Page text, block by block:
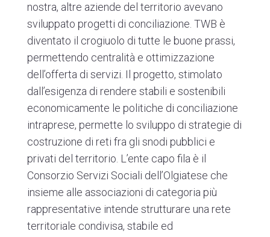
nostra, altre aziende del territorio avevano
sviluppato progetti di conciliazione. TWB è
diventato il crogiuolo di tutte le buone prassi,
permettendo centralità e ottimizzazione
dell’offerta di servizi. Il progetto, stimolato
dall’esigenza di rendere stabili e sostenibili
economicamente le politiche di conciliazione
intraprese, permette lo sviluppo di strategie di
costruzione di reti fra gli snodi pubblici e
privati del territorio. L’ente capo fila è il
Consorzio Servizi Sociali dell’Olgiatese che
insieme alle associazioni di categoria più
rappresentative intende strutturare una rete
territoriale condivisa, stabile ed